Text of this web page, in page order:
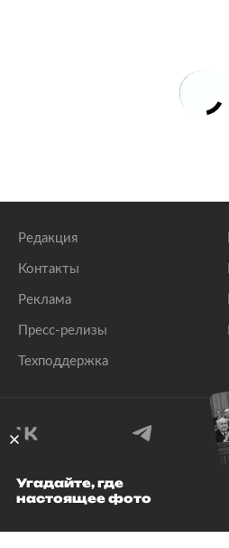
Редакция
Контакты
Реклама
Пресс-релизы
Техподдержка
© 1999–2026 Все
Угадайте, где
настоящее фото